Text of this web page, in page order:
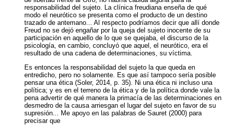
responsabilidad del sujeto. La clínica freudiana enseña de qué
modo el neurótico se presenta como el producto de un destino
trazado de antemano... Al respecto podríamos decir que allí donde
Freud no se dejó engañar por la queja del sujeto inocente de su
participación en aquello de lo que se quejaba, el discurso de la
psicología, en cambio, concluyó que aquel, el neurótico, era el
resultado de una cadena de determinaciones, su víctima.
Es entonces la responsabilidad del sujeto la que queda en
entredicho, pero no solamente. Es que así tampoco sería posible
pensar una ética (Soler, 2014, p. 35). Ni una ética ni incluso una
política; y es en el terreno de la ética y de la política donde vale la
pena advertir de qué manera la primacía de las determinaciones en
desmedro de la causa arriesgan el lugar del sujeto en favor de su
supresión... Me apoyo en las palabras de Sauret (2000) para
precisar que